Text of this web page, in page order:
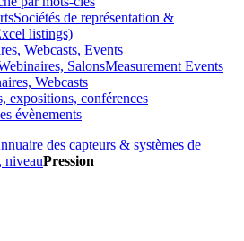
Sociétés de représentation &
listings)
Webcasts, Events
SalonsMeasurement Events
Webcasts
expositions, conférences
évènements
des capteurs & systèmes de
niveauPression